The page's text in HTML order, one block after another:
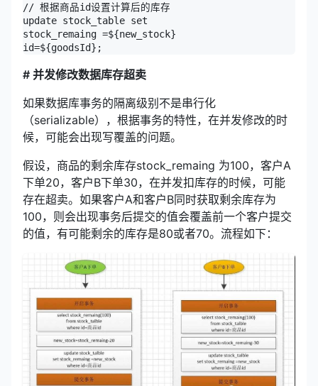
// 根据商品id设置计算后的库存
update stock_table set
stock_remaing =${new_stock}
id=${goodsId};
# 并发修改数据库存超卖
如果数据库事务的隔离级别不是串行化
（serializable），根据事务的特性，在并发修改的时
候，可能会出现写覆盖的问题。
假设，商品的剩余库存stock_remaing 为100，客户A
下单20，客户B下单30，在并发扣库存的时候，可能
存在超卖。如果客户A和客户B同时获取剩余库存为
100，则会出现事务后提交的值会覆盖前一个客户提交
的值，有可能剩余的库存是80或者70。流程如下：